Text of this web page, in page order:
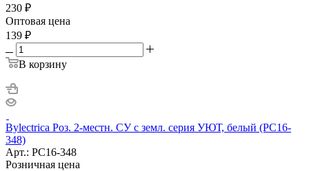
230 ₽
Оптовая цена
139 ₽
В корзину
Bylectrica Роз. 2-местн. СУ с земл. серия УЮТ, белый (РС16-
348)
Арт.: РС16-348
Розничная цена